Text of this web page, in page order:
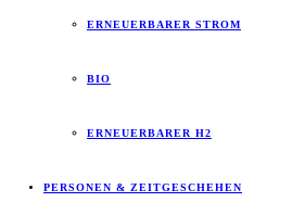
ERNEUERBARER STROM
BIO
ERNEUERBARER H2
PERSONEN & ZEITGESCHEHEN